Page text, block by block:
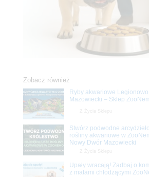
Zobacz również
Ryby akwariowe
Mazowiecki – Sklep
Stwórz podwodne
rośliny akwariowe w
Nowy Dwór Mazowiecki
Upały wracają! Zadbaj o
z matami chłodzącymi